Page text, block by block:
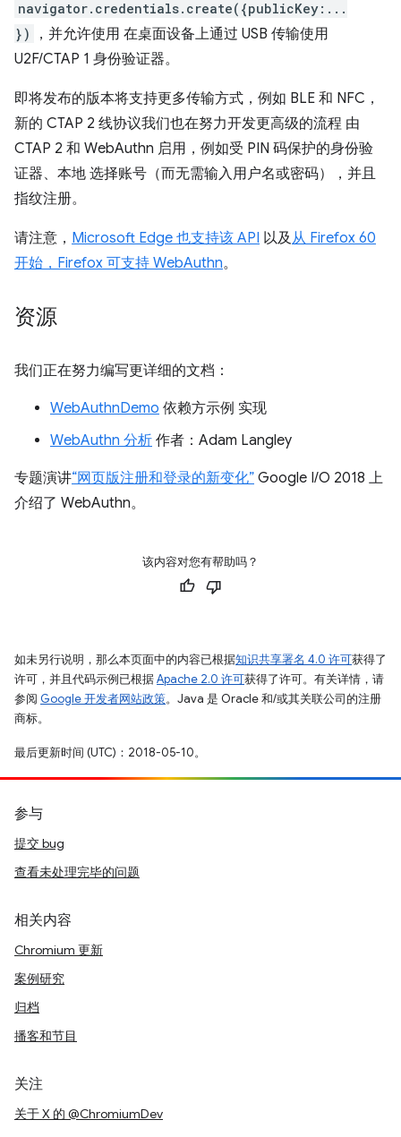
navigator.credentials.create({publicKey:...
})
，并允许使用 在桌面设备上通过 USB 传输使用
U2F/CTAP 1 身份验证器。
即将发布的版本将支持更多传输方式，例如 BLE 和 NFC，
新的 CTAP 2 线协议我们也在努力开发更高级的流程 由
CTAP 2 和 WebAuthn 启用，例如受 PIN 码保护的身份验
证器、本地 选择账号（而无需输入用户名或密码），并且
指纹注册。
请注意， Microsoft Edge 也支持该 API 以及从 Firefox 60
开始，Firefox 可支持 WebAuthn。
资源
我们正在努力编写更详细的文档：
WebAuthnDemo 依赖方示例 实现
WebAuthn 分析 作者：Adam Langley
专题演讲“网页版注册和登录的新变化” Google I/O 2018 上
介绍了 WebAuthn。
该内容对您有帮助吗？
如未另行说明，那么本页面中的内容已根据知识共享署名 4.0 许可获得了
许可，并且代码示例已根据Apache 2.0 许可获得了许可。有关详情，请
参阅 Google 开发者网站政策。Java 是 Oracle 和/或其关联公司的注册
商标。
最后更新时间 (UTC)：2018-05-10。
参与
提交 bug
查看未处理完毕的问题
相关内容
Chromium 更新
案例研究
归档
播客和节目
关注
关于 X 的 @ChromiumDev